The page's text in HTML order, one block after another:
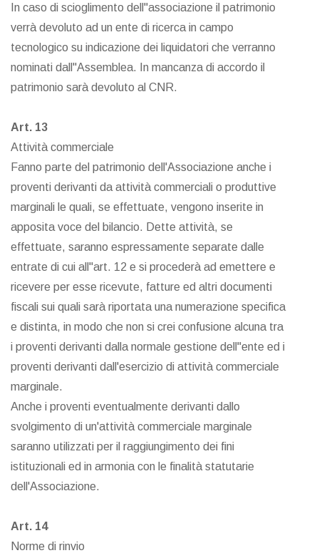
In caso di scioglimento dell"associazione il patrimonio
verrà devoluto ad un ente di ricerca in campo
tecnologico su indicazione dei liquidatori che verranno
nominati dall"Assemblea. In mancanza di accordo il
patrimonio sarà devoluto al CNR.
Art. 13
Attività commerciale
Fanno parte del patrimonio dell'Associazione anche i
proventi derivanti da attività commerciali o produttive
marginali le quali, se effettuate, vengono inserite in
apposita voce del bilancio. Dette attività, se
effettuate, saranno espressamente separate dalle
entrate di cui all"art. 12 e si procederà ad emettere e
ricevere per esse ricevute, fatture ed altri documenti
fiscali sui quali sarà riportata una numerazione specifica
e distinta, in modo che non si crei confusione alcuna tra
i proventi derivanti dalla normale gestione dell"ente ed i
proventi derivanti dall'esercizio di attività commerciale
marginale.
Anche i proventi eventualmente derivanti dallo
svolgimento di un'attività commerciale marginale
saranno utilizzati per il raggiungimento dei fini
istituzionali ed in armonia con le finalità statutarie
dell'Associazione.
Art. 14
Norme di rinvio